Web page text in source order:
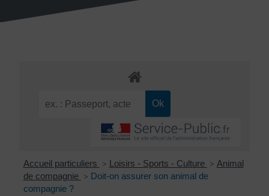
Accueil particuliers > Loisirs - Sports - Culture > Animal
de compagnie
> Doit-on assurer son animal de
compagnie ?